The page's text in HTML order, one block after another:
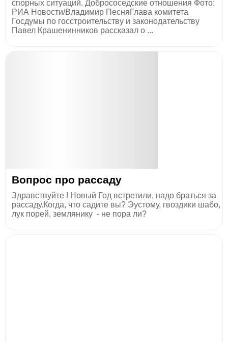
спорных ситуаций. Добрососедские отношения Фото:
РИА Новости/Владимир ПесняГлава комитета
Госдумы по госстроительству и законодательству
Павел Крашенинников рассказал о ...
Вопрос про рассаду
Здравствуйте ! Новый Год встретили, надо браться за
рассаду.Когда, что садите вы? Эустому, гвоздики шабо,
лук порей, землянику - не пора ли?